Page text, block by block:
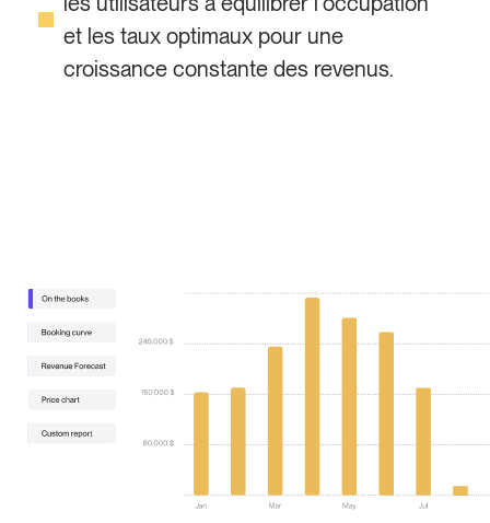
et les taux optimaux pour une
croissance constante des revenus.